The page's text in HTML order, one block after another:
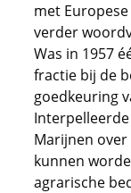
met
verder
Was in 1957
fractie bij de
goedkeuring
Marijnen
kunnen
agrarische